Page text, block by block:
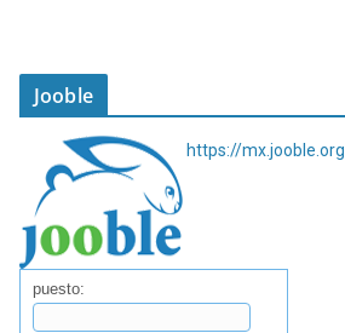
Jooble
https://mx.jooble.org
puesto: